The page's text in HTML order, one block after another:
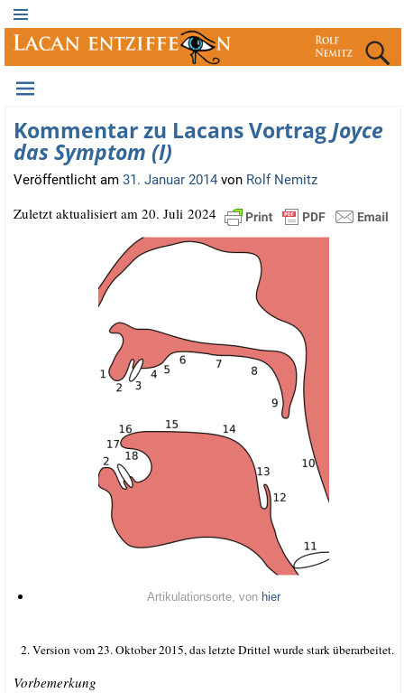
Kommentar zu Lacans VortragJoyce
das Symptom (I)
Veröffentlicht am 31. Januar 2014 von Rolf Nemitz
Zuletzt aktua­li­siert am 20. Juli 2024
Arti­ku­la­ti­ons­or­te, von hier
2. Ver­si­on vom 23. Okto­ber 2015, das letz­te Drit­tel wur­de stark überarbeitet.
Vor­be­mer­kung